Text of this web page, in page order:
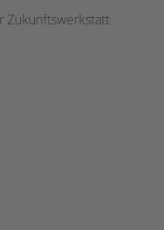
Zukunftswerkstatt